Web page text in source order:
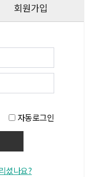
회원가입
자동로그인
셨나요?